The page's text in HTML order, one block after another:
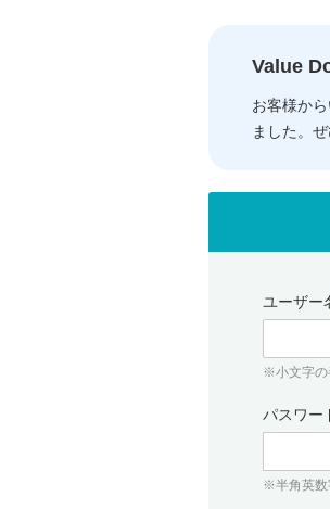
Value
お客様か
ました。
ユーザー
※小文字
パスワー
※半角英数